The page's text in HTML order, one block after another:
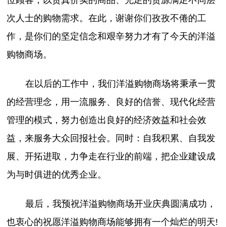
次人士的购物需求。在此，谢谢你们孜孜不倦的工
作，是你们的坚定信念和艰辛努力才有了今天的洋溢
购物商场。
在以后的工作中，我们洋溢购物商场将秉承一贯
的经营理念，用一流服务、良好的信誉、现代化经营
管理的模式，努力创造出良好的经济效益和社会效
益，来服务大众回报社会。同时：自我积累、自我发
展、开拓进取，力争走在行业的前端，把企业建设成
为与时俱进的优秀企业。
最后，我预祝洋溢购物商场开业庆典圆满成功，
也衷心的祝愿洋溢购物商场能够拥有一个灿烂的明天!